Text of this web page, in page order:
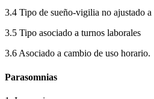
3.4 Tipo de sueño-vigilia no ajustado a
3.5 Tipo asociado a turnos laborales
3.6 Asociado a cambio de uso horario.
Parasomnias